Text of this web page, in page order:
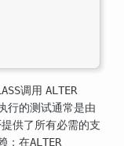
调用 ALTER
行的测试通常是由
供了所有必需的支
；在ALTER